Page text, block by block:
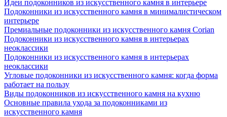
Идеи подоконников из искусственного камня в интерьере
Подоконники из искусственного камня в минималистическом
интерьере
Премиальные подоконники из искусственного камня Corian
Подоконники из искусственного камня в интерьерах
неоклассики
Подоконники из искусственного камня в интерьерах
неоклассики
Угловые подоконники из искусственного камня: когда форма
работает на пользу
Виды подоконников из искусственного камня на кухню
Основные правила ухода за подоконниками из
искусственного камня